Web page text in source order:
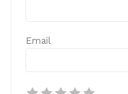
Email